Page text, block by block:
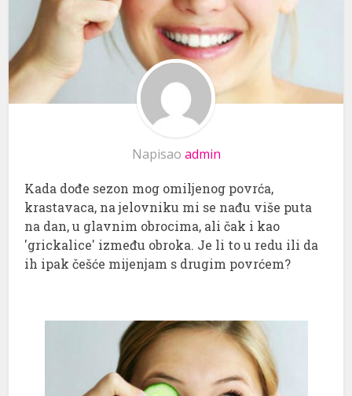
Napisao admin
Kada dođe sezon mog omiljenog povrća,
krastavaca, na jelovniku mi se nađu više puta
na dan, u glavnim obrocima, ali čak i kao
'grickalice' između obroka. Je li to u redu ili da
ih ipak češće mijenjam s drugim povrćem?